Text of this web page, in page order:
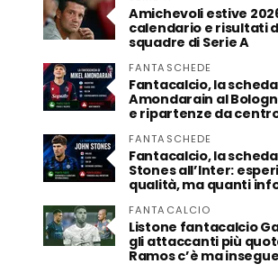
Amichevoli estive
calendario e risultati
squadre di Serie A
FANTASCHEDE
Fantacalcio, la
Amondarain al
e ripartenze da
FANTASCHEDE
Fantacalcio, la
Stones all’Inter:
qualità, ma quanti
FANTACALCIO
Listone fantacalcio
gli attaccanti più
Ramos c’è ma insegue